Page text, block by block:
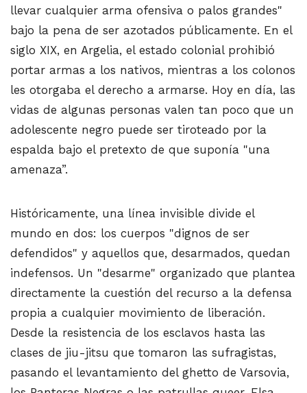
llevar cualquier arma ofensiva o palos grandes"
bajo la pena de ser azotados públicamente. En el
siglo XIX, en Argelia, el estado colonial prohibió
portar armas a los nativos, mientras a los colonos
les otorgaba el derecho a armarse. Hoy en día, las
vidas de algunas personas valen tan poco que un
adolescente negro puede ser tiroteado por la
espalda bajo el pretexto de que suponía "una
amenaza”.
Históricamente, una línea invisible divide el
mundo en dos: los cuerpos "dignos de ser
defendidos" y aquellos que, desarmados, quedan
indefensos. Un "desarme" organizado que plantea
directamente la cuestión del recurso a la defensa
propia a cualquier movimiento de liberación.
Desde la resistencia de los esclavos hasta las
clases de jiu-jitsu que tomaron las sufragistas,
pasando el levantamiento del ghetto de Varsovia,